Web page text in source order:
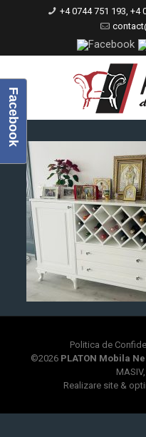
+4 0744 751 193, +4
Politica de
©2026 PLATON Mobila
Realizare site &
Facebook